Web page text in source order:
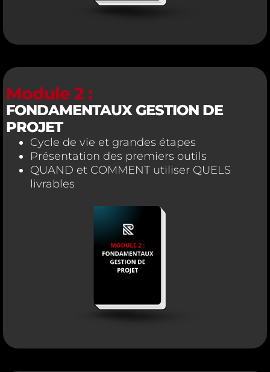
Module 2 :
FONDAMENTAUX GESTION DE
PROJET
Cycle de vie et grandes étapes
Présentation des premiers outils
QUAND et COMMENT utiliser QUELS
livrables